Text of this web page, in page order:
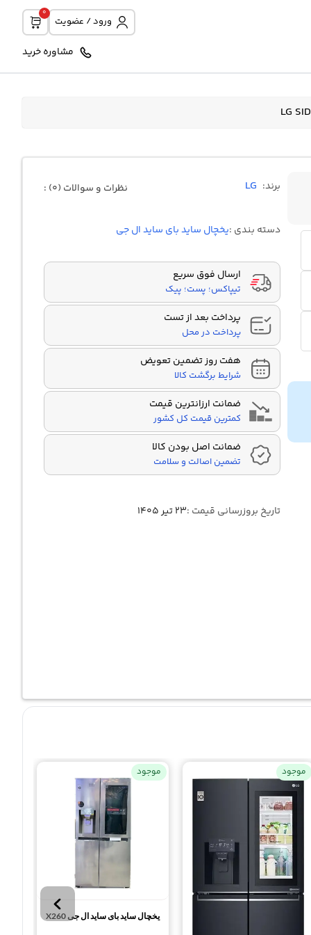
ورود / عضویت
0
مشاوره خرید
برند: LG نظرات و سوالات (0) :
دسته بندی :یخچال ساید بای ساید ال جی
ارسال فوق سریع
تیپاکس؛ پست؛ پیک
پرداخت بعد از تست
پرداخت در محل
هفت روز تضمین تعویض
شرایط برگشت کالا
ضمانت ارزانترین قیمت
کمترین قیمت کل کشور
ضمانت اصل بودن کالا
تضمین اصالت و سلامت
تاریخ بروزرسانی قیمت :۲۳ تیر ۱۴۰۵
موجود موجود
یخچال ساید بای ساید ال جی X260